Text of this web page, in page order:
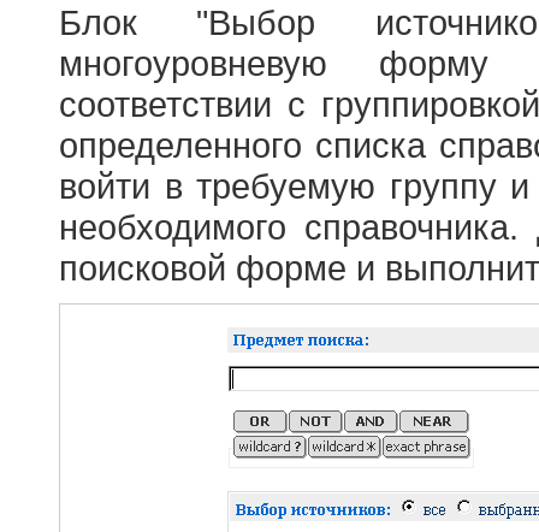
Блок "Выбор
многоуровневую форму
соответствии с
определенного списка
войти в требуемую группу и
необходимого
поисковой форме и